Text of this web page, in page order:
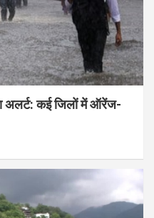
अलर्ट: कई जिलों में ऑरेंज-